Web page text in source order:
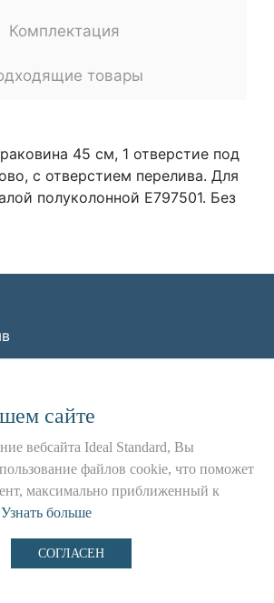
Комплектация
товары
45 см, 1 отверстие под
с отверстием перелива. Для
полуколонной E797501. Без
772501001, ОГРН:
г. Москва, Шаболовка ул.,
сайта является предметом
и Условия,Политика
иФайлы cookie
сайте
вебсайта Ideal Standard, Вы
файлов cookie, что поможет
максимально приближенный к
Узнать больше
СОГЛАСЕН